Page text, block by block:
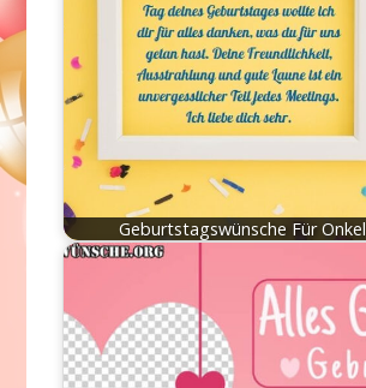
Geburtstagswünsche Für Onkel